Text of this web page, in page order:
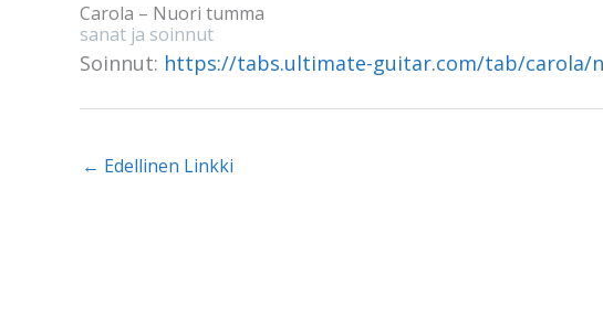
Carola – Nuori tumma
sanat ja soinnut
Soinnut: https://tabs.ultimate-guitar.com/tab/carola/
← Edellinen Linkki